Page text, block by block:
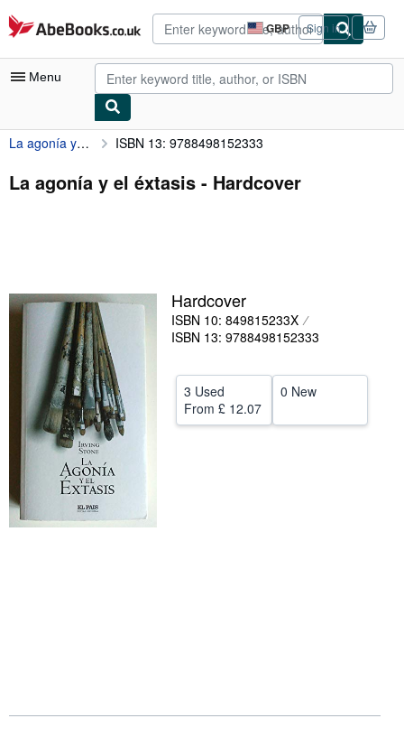
Skip to main content
AbeBooks.co.uk GBP
Site
shopping
preferences
Sign in
Menu
My Account
My Purchases
Rare Books
Art & Collectables
Textbooks
Sellers
Start Selling
La agonía y el éxtasis ISBN 13: 9788498152333
La agonía y el éxtasis - Hardcover
Hardcover
ISBN 10: 849815233X
ISBN 13: 9788498152333
3 Used
From £ 12.07
0 New